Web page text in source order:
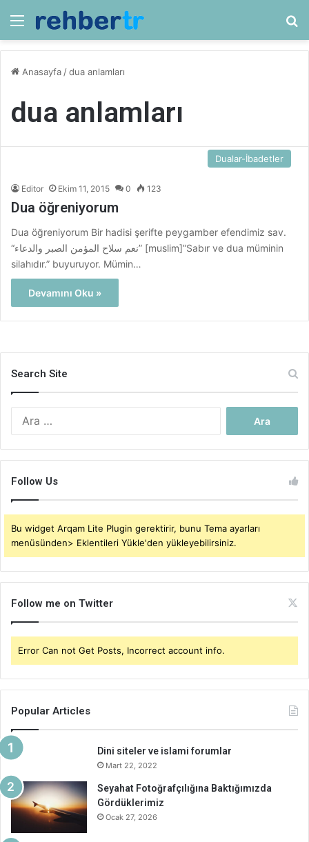
Menü
Anasayfa /dua anlamları
dua anlamları
Dualar-İbadetler
Editor Ekim 11, 2015 0 123
Dua öğreniyorum
Dua öğreniyorum Bir hadisi şerifte peygamber efendimiz sav.
“نعم سلاح المؤمن الصبر والدعاء” [muslim]”Sabır ve dua müminin
silahıdır.” buyuruyor. Mümin…
Devamını Oku »
Search Site
Follow Us
Bu widget Arqam Lite Plugin gerektirir, bunu Tema ayarları
menüsünden> Eklentileri Yükle'den yükleyebilirsiniz.
Follow me on Twitter
Error Can not Get Posts, Incorrect account info.
Popular Articles
Dini siteler ve islami forumlar
Mart 22, 2022
Seyahat Fotoğrafçılığına Baktığımızda
Gördüklerimiz
Ocak 27, 2026